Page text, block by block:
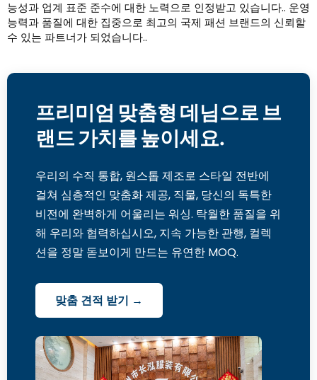
능성과 업계 표준 준수에 대한 노력으로 인정받고 있습니다.. 운영
능력과 품질에 대한 집중으로 최고의 국제 패션 브랜드의 신뢰할
수 있는 파트너가 되었습니다..
프리미엄 맞춤형 데님으로 브
랜드 가치를 높이세요.
우리의 수직 통합, 원스톱 제조로 스타일 전반에
걸쳐 심층적인 맞춤화 제공, 직물, 당신의 독특한
비전에 완벽하게 어울리는 워싱. 탁월한 품질을 위
해 우리와 협력하십시오, 지속 가능한 관행, 컬렉
션을 정말 돋보이게 만드는 유연한 MOQ.
맞춤 견적 받기 →